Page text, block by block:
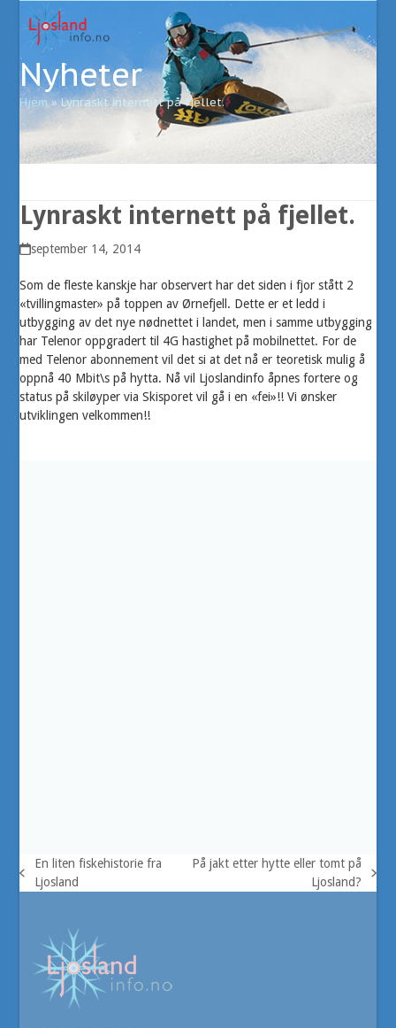
content
Open
mobile
menu
Close
mobile
menu
Nyheter
Hjem»Lynraskt internett på fjellet.
Lynraskt internett på fjellet.
september 14, 2014
Som de fleste kanskje har observert har det siden i fjor stått 2
«tvillingmaster» på toppen av Ørnefjell. Dette er et ledd i
utbygging av det nye nødnettet i landet, men i samme utbygging
har Telenor oppgradert til 4G hastighet på mobilnettet. For de
med Telenor abonnement vil det si at det nå er teoretisk mulig å
oppnå 40 Mbit\s på hytta. Nå vil Ljoslandinfo åpnes fortere og
status på skiløyper via Skisporet vil gå i en «fei»!! Vi ønsker
utviklingen velkommen!!
previous
En liten fiskehistorie fra
Ljosland
På jakt etter hytte eller tomt på
Ljosland?